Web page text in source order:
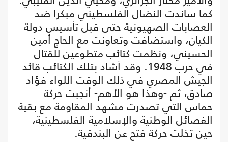
كما ساندت النضال الفلسطيني مبكرا ضد
العصابات الصهيونية حتى قبل تأسيس دولة
الكيان، واستضافت وتعاونت مع الحاج أمين
الحسيني، ونظمت كتائب متطوعين للقتال
في حرب 1948. وقد أشاد بتلك الكتائب قائد
الجيش المصري في ذلك الوقت اللواء فؤاد
صادق، ثم -وهذا هو الأهم- أنجبت حركة
حماس التي تصدرت مشهد المقاومة مع بقية
الفصائل الوطنية والإسلامية الفلسطينية،
حين تخلت حركة فتح عن البندقية.